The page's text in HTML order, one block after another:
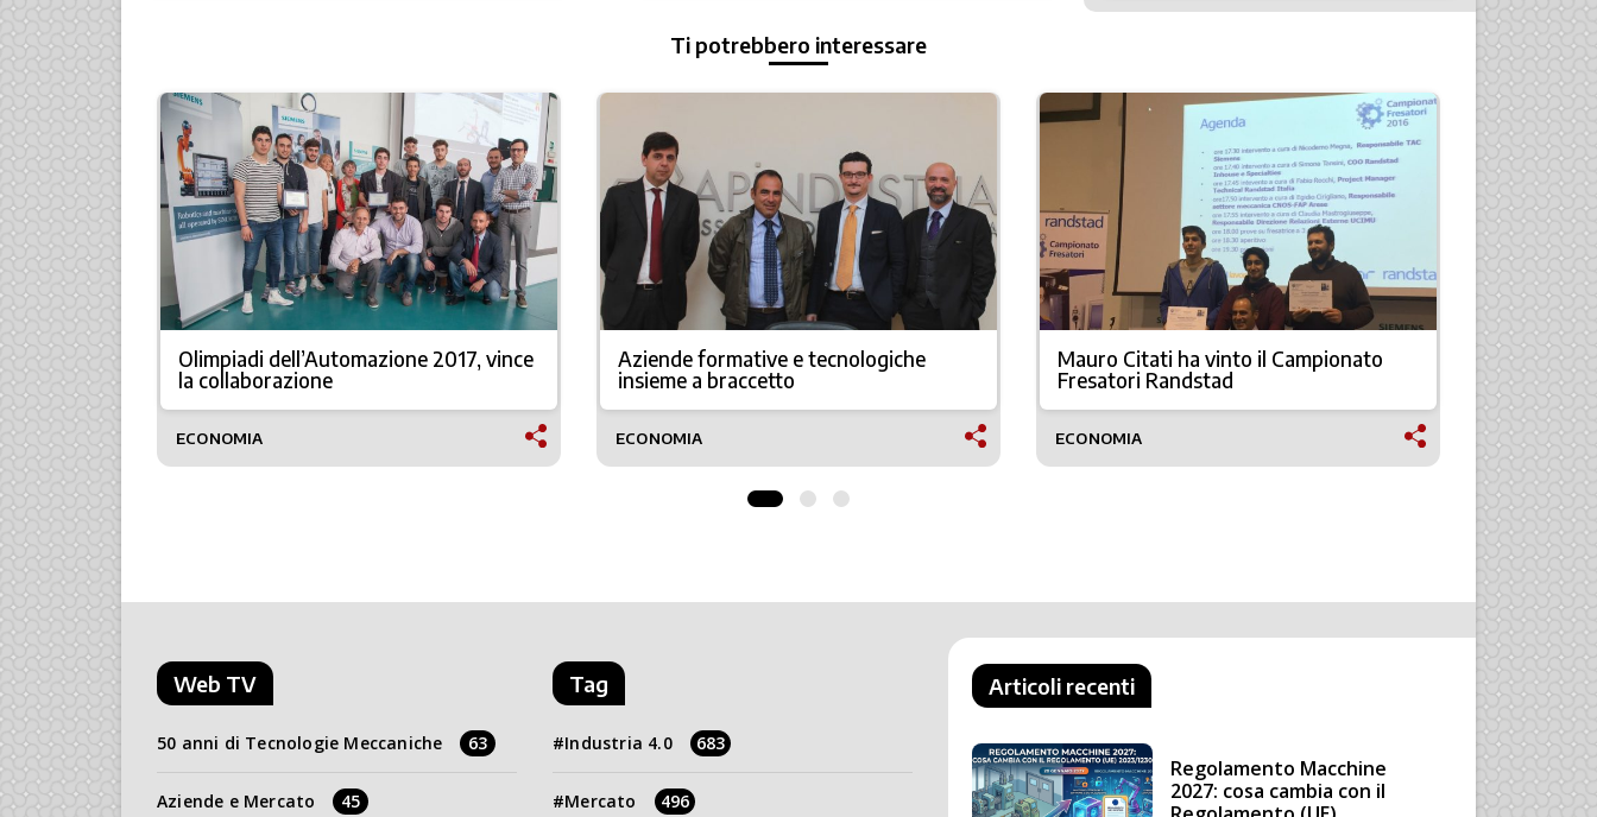
Ti potrebbero interessare
più
Olimpiadi dell’Automazione 2017, vince
la collaborazione
ECONOMIA
Aziende formative e tecnologiche
insieme a braccetto
ECONOMIA
Mauro Citati ha vinto il Campionato
Fresatori Randstad
ECONOMIA
Parte il
Randstad
ECONOMIA
Web TV
50 anni di Tecnologie Meccaniche 63
Aziende e Mercato 45
Tag
Industria 4.0 683
Mercato 496
Articoli recenti
Regolamento Macchine
2027: cosa cambia con il